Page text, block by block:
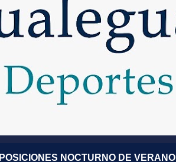
POSICIONES NOCTURNO DE VERANO